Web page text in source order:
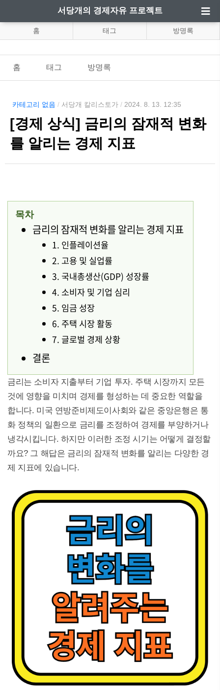
서당개의 경제자유 프로젝트
홈 태그 방명록
홈 태그 방명록
카테고리 없음 / 서당개 칼리스토가 / 2024. 8. 13. 12:35
[경제 상식] 금리의 잠재적 변화
를 알리는 경제 지표
목차
금리의 잠재적 변화를 알리는 경제 지표
1. 인플레이션율
2. 고용 및 실업률
3. 국내총생산(GDP) 성장률
4. 소비자 및 기업 심리
5. 임금 성장
6. 주택 시장 활동
7. 글로벌 경제 상황
결론
금리는 소비자 지출부터 기업 투자. 주택 시장까지 모든
것에 영향을 미치며 경제를 형성하는 데 중요한 역할을
합니다. 미국 연방준비제도이사회와 같은 중앙은행은 통
화 정책의 일환으로 금리를 조정하여 경제를 부양하거나
냉각시킵니다. 하지만 이러한 조정 시기는 어떻게 결정할
까요? 그 해답은 금리의 잠재적 변화를 알리는 다양한 경
제 지표에 있습니다.